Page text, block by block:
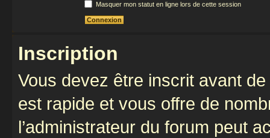
Masquer mon statut en ligne lors de cette session
Inscription
Vous devez être inscrit avant
est rapide et vous offre de
l’administrateur du forum peut